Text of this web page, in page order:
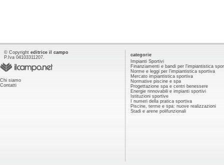
© Copyright editrice il campo
P.Iva 04103311207.
Chi siamo
Contatti
categorie
Impianti Sportivi
Finanziamenti e bandi per l'impiantistica
Norme e leggi per l'impiantistica sportiva
Mercato impiantistica sportiva
Normative piscine e spa
Progettazione spa e centri benessere
Energie rinnovabili e impianti sportivi
Istituzioni sportive
I numeri della pratica sportiva
Piscine, terme e spa: nuove realizzazioni
Stadi e arene polifunzionali